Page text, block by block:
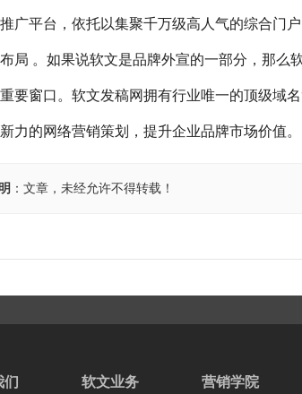
广平台，依托以集聚千万级高人气的综合门
局 。如果说软文是品牌外宣的一部分，那么
要窗口。软文发稿网拥有行业唯一的顶级域
力的网络营销策划，提升企业品牌市场价值。
：文章，未经允许不得转载！
们 软文业务 营销学院